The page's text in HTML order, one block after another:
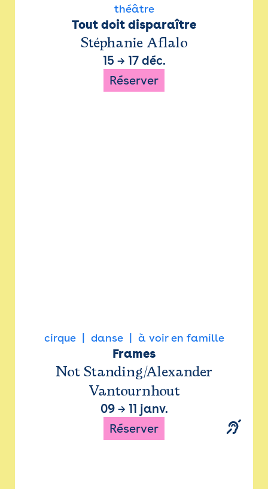
théâtre
Tout doit disparaître
Stéphanie Aflalo
15 → 17 déc.
Réserver
cirque danse à voir en famille
Frames
Not Standing/Alexander
Vantournhout
09→ 11 janv.
Réserver